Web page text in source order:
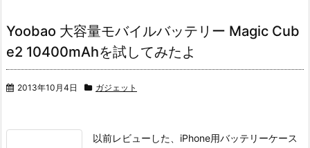
Yoobao 大容量モバイルバッテリー Magic Cub
e2 10400mAhを試してみたよ
2013年10月4日 ガジェット
以前レビューした、iPhone用バッテリーケース